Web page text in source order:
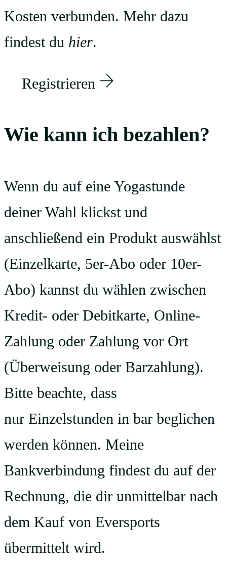
Kosten verbunden. Mehr dazu
findest du hier.
Registrieren
Wie kann ich bezahlen?
Wenn du auf eine Yogastunde
deiner Wahl klickst und
anschließend ein Produkt auswählst
(Einzelkarte, 5er-Abo oder 10er-
Abo) kannst du wählen zwischen
Kredit- oder Debitkarte, Online-
Zahlung oder Zahlung vor Ort
(Überweisung oder Barzahlung).
Bitte beachte, dass
nur Einzelstunden in bar beglichen
werden können. Meine
Bankverbindung findest du auf der
Rechnung, die dir unmittelbar nach
dem Kauf von Eversports
übermittelt wird.